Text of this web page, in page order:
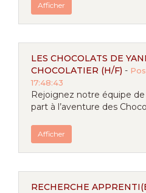
Afficher
LES CHOCOLATS DE
CHOCOLATIER (H/F) -
17:48:43
Rejoignez notre équipe
part à l’aventure des
Afficher
RECHERCHE